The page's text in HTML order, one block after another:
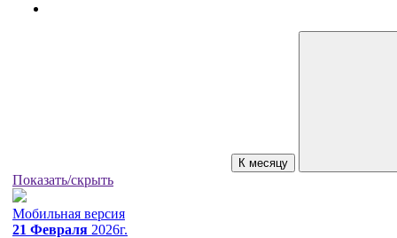
К месяцу
Показать/скрыть
Мобильная версия
21 Февраля 2026г.